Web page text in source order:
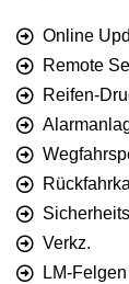
Online
Remote
Reifen-
Verkz.
LM-